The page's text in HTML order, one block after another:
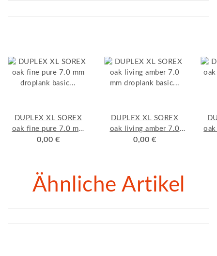
DUPLEX XL SOREX
oak fine pure 7.0 mm
droplank basic "click"
0,00 €
DUPLEX XL SOREX
oak living amber 7.0
mm droplank basic
0,00 €
Ähnliche Artikel